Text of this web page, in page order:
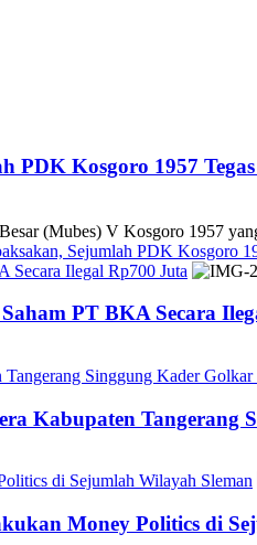
PDK Kosgoro 1957
(Mubes) V Kosgoro 1957
Sejumlah PDK Kosgoro
Secara Ilegal Rp700 Juta
PT BKA Secara
Singgung Kader
Kabupaten
di Sejumlah Wilayah Sleman
Money Politics di